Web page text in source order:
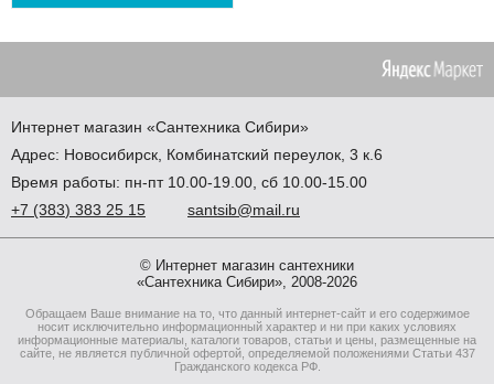
Интернет магазин «Сантехника Сибири»
Адрес: Новосибирск Комбинатский переулок, 3 к.6
Время работы: пн-пт 10.00-19.00, сб 10.00-15.00
+7 (383) 383 25 15 santsib@mail.ru
© Интернет магазин сантехники
«Сантехника Сибири», 2008-2026
Обращаем Ваше внимание на то, что данный интернет-сайт и его содержимое
носит исключительно информационный характер и ни при каких условиях
информационные материалы, каталоги товаров, статьи и цены, размещенные на
сайте, не является публичной офертой, определяемой положениями Статьи 437
Гражданского кодекса РФ.